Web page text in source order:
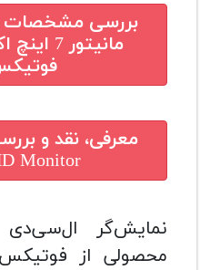
بررسی مشخصات
معرفی، نقد و
Monitor
محصولی از